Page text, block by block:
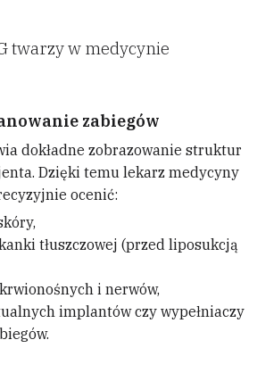
twarzy w medycynie
zabiegów
dokładne zobrazowanie struktur
Dzięki temu lekarz medycyny
ocenić:
tłuszczowej (przed liposukcją
i nerwów,
implantów czy wypełniaczy